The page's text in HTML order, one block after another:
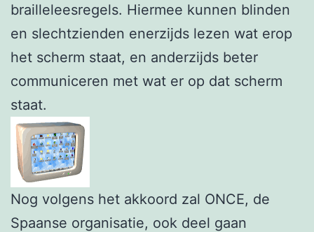
brailleleesregels. Hiermee kunnen blinden
en slechtzienden enerzijds lezen wat erop
het scherm staat, en anderzijds beter
communiceren met wat er op dat scherm
staat.
Nog volgens het akkoord zal ONCE, de
Spaanse organisatie, ook deel gaan